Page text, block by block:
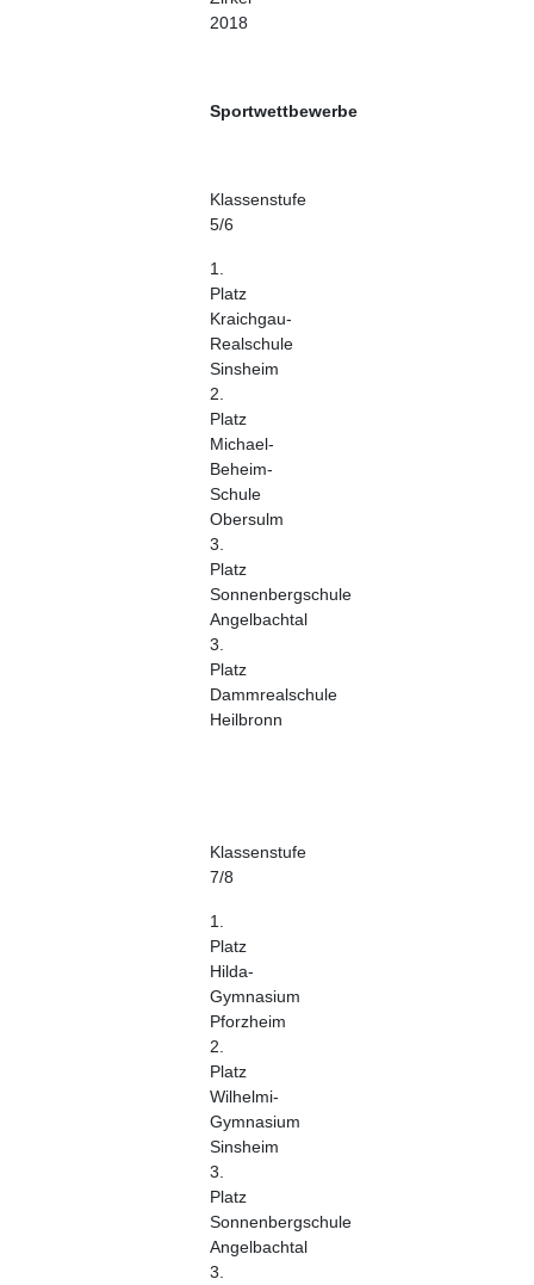
2018
Sportwettbewerbe
Klassenstufe
5/6
1.
Platz
Kraichgau-
Realschule
Sinsheim
2.
Platz
Michael-
Beheim-
Schule
Obersulm
3.
Platz
Sonnenbergschule
Angelbachtal
3.
Platz
Dammrealschule
Heilbronn
Klassenstufe
7/8
1.
Platz
Hilda-
Gymnasium
Pforzheim
2.
Platz
Wilhelmi-
Gymnasium
Sinsheim
3.
Platz
Sonnenbergschule
Angelbachtal
3.